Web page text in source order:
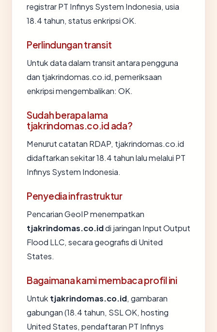
registrar PT Infinys System Indonesia, usia
18.4 tahun, status enkripsi OK.
Perlindungan transit
Untuk data dalam transit antara pengguna
dan tjakrindomas.co.id, pemeriksaan
enkripsi mengembalikan: OK.
Sudah berapa lama
tjakrindomas.co.id ada?
Menurut catatan RDAP, tjakrindomas.co.id
didaftarkan sekitar 18.4 tahun lalu melalui PT
Infinys System Indonesia.
Penyedia infrastruktur
Pencarian GeoIP menempatkan
tjakrindomas.co.iddi jaringan Input Output
Flood LLC, secara geografis di United
States.
Bagaimana kami membaca profil ini
Untuk tjakrindomas.co.id, gambaran
gabungan (18.4 tahun, SSL OK, hosting
United States, pendaftaran PT Infinys